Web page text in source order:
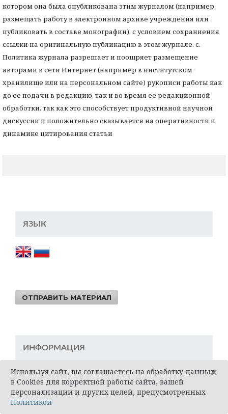
котором она была опубликована этим журналом (например,
размещать работу в электронном архиве учреждения или
публиковать в составе монографии), с условием сохраниения
ссылки на оригинальную публикацию в этом журнале. с.
Политика журнала разрешает и поощряет размещение
авторами в сети Интернет (например в институтском
хранилище или на персональном сайте) рукописи работы как
до ее подачи в редакцию, так и во время ее редакционной
обработки, так как это способствует продуктивной научной
дискуссии и положительно сказывается на оперативности и
динамике цитирования статьи
ЯЗЫК
ОТПРАВИТЬ МАТЕРИАЛ
ИНФОРМАЦИЯ
Для читателей
Для авторов
Для библиотек
Используя сайт, вы соглашаетесь на обработку данных
в Cookies для корректной работы сайта, вашей
персонализации и других целей, предусмотренных
Политикой
×